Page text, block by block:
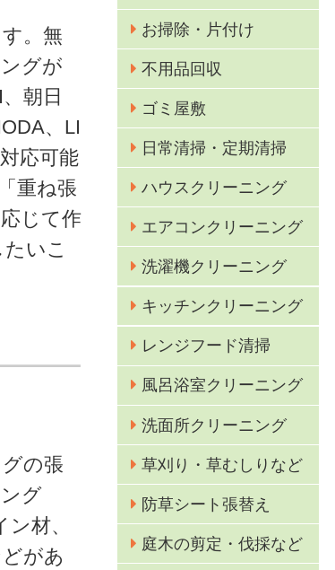
。無
グが
朝日
、LI
応可能
重ね張
じて作
いこ
の張
グ
材、
があ
お掃除・片付け
不用品回収
ゴミ屋敷
日常清掃・定期清掃
ハウスクリーニング
エアコンクリーニング
洗濯機クリーニング
キッチンクリーニング
レンジフード清掃
風呂浴室クリーニング
洗面所クリーニング
草刈り・草むしりなど
防草シート張替え
庭木の剪定・伐採など